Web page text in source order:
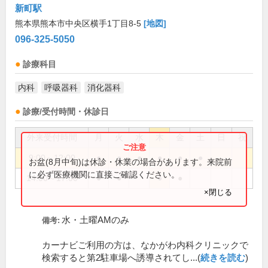
新町駅
熊本県熊本市中央区横手1丁目8-5 [地図]
096-325-5050
診療科目
内科 呼吸器科 消化器科
診療/受付時間・休診日
祝
9:00～12:00 ● ● ● ● ●
14:00～17:00 ● ● ●
お盆(8月中旬)は休診・休業の場合があります。来院前
に必ず医療機関に直接ご確認ください。
×閉じる
備考: 水・土曜AMのみ
カーナビご利用の方は、なかがわ内科クリニックで
検索すると第2駐車場へ誘導されてし...(続きを読む)